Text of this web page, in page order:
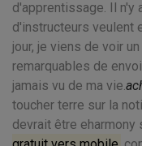
d'apprentissage. Il n'y
d'instructeurs veulent
jour, je viens de voir
remarquables de
jamais vu de ma vie.
toucher terre sur la
devrait être eharmony